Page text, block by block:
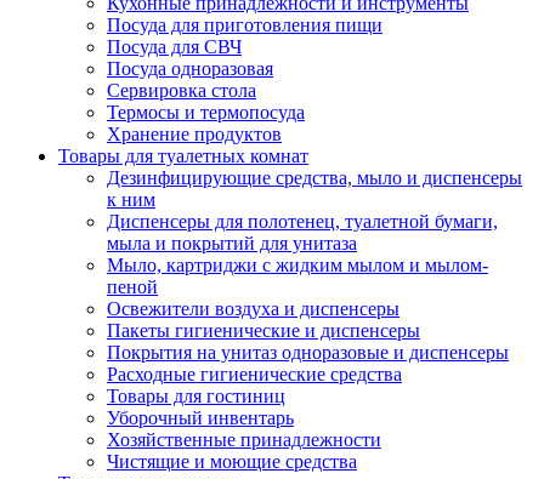
Посуда для приготовления пищи
Посуда для СВЧ
Посуда одноразовая
Сервировка стола
Термосы и термопосуда
Хранение продуктов
Товары для туалетных комнат
Дезинфицирующие средства, мыло и диспенсеры
к ним
Диспенсеры для полотенец, туалетной бумаги,
мыла и покрытий для унитаза
Мыло, картриджи с жидким мылом и мылом-
пеной
Освежители воздуха и диспенсеры
Пакеты гигиенические и диспенсеры
Покрытия на унитаз одноразовые и диспенсеры
Расходные гигиенические средства
Товары для гостиниц
Уборочный инвентарь
Хозяйственные принадлежности
Чистящие и моющие средства